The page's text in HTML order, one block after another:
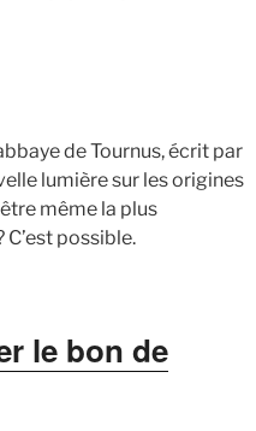
de Tournus, écrit par
lumière sur les origines
même la plus
possible.
le bon de